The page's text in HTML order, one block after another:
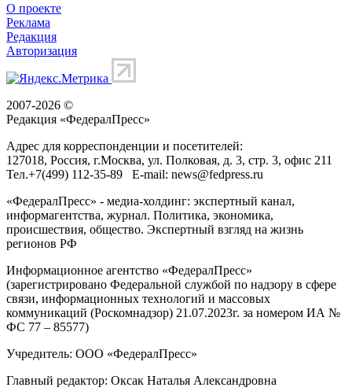
О проекте
Реклама
Редакция
Авторизация
2007-2026 ©
Редакция «ФедералПресс»
Адрес для корреспонденции и посетителей:
127018, Россия, г.Москва, ул. Полковая, д. 3, стр. 3, офис 211
Тел.+7(499) 112-35-89 E-mail: news@fedpress.ru
«ФедералПресс» - медиа-холдинг: экспертный канал,
информагентства, журнал. Политика, экономика,
происшествия, общество. Экспертный взгляд на жизнь
регионов РФ
Информационное агентство «ФедералПресс»
(зарегистрировано Федеральной службой по надзору в сфере
связи, информационных технологий и массовых
коммуникаций (Роскомнадзор) 21.07.2023г. за номером ИА №
ФС 77 – 85577)
Учредитель: ООО «ФедералПресс»
Главный редактор: Оксак Наталья Александровна